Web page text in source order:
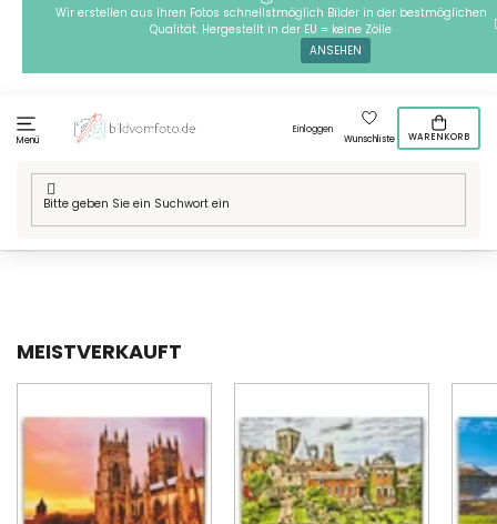
springen
Wir erstellen aus Ihren Fotos schnellstmöglich Bilder in der bestmöglichen
Qualität. Hergestellt in der EU = keine Zölle
ANSEHEN
Menü
Einloggen
Wunschliste
WARENKORB
Startseite
Technik / Diamond painting
der Welt / Europa / Vereinigtes Königreich
MEISTVERKAUFT